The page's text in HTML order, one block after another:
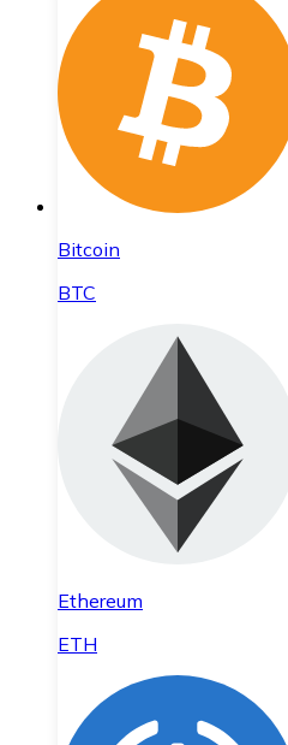
Bitcoin
BTC
Ethereum
ETH